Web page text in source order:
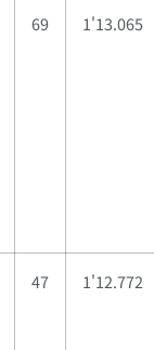
69 1'13.065
47 1'12.772